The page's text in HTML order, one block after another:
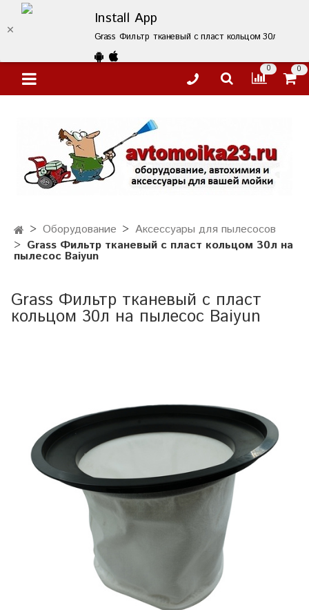
Install App
Grass Фильтр тканевый с пласт кольцом 30л на
0 0
Оборудование
Аксессуары для пылесосов
Grass Фильтр тканевый с пласт кольцом 30л на
пылесос Baiyun
Grass Фильтр тканевый с пласт
кольцом 30л на пылесос Baiyun